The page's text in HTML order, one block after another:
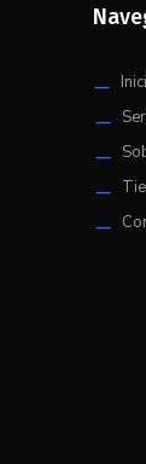
K
K
K
K
K